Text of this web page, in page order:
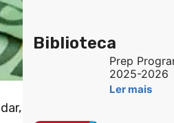
Biblioteca
Prep
2025-2026
Ler mais